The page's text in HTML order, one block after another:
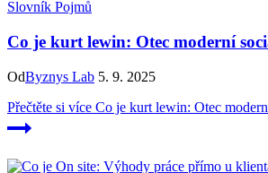
Slovník Pojmů
Co je kurt lewin: Otec moderní
OdByznys Lab 5. 9. 2025
Přečtěte si více Co je kurt lewin: Otec